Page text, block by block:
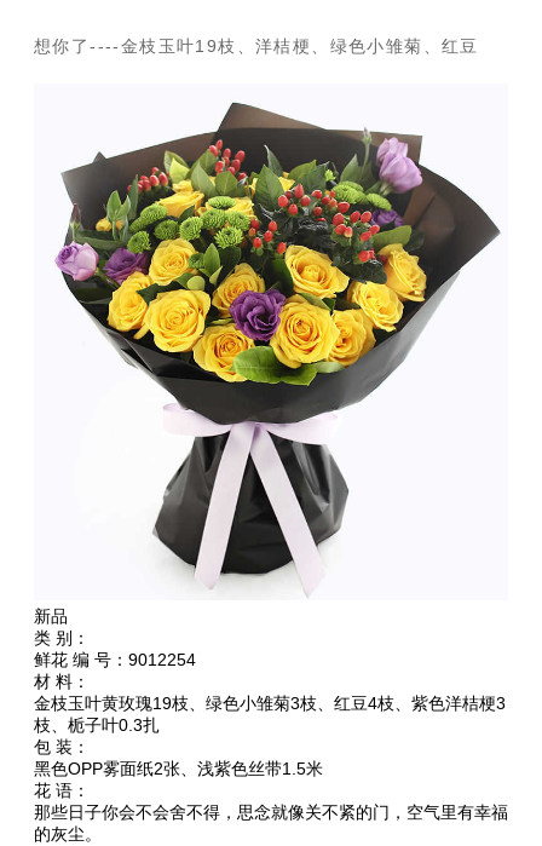
想你了----金枝玉叶19枝、洋桔梗、绿色小雏菊、红豆
新品
类 别：
鲜花 编 号：9012254
材 料：
金枝玉叶黄玫瑰19枝、绿色小雏菊3枝、红豆4枝、紫色洋桔梗3
枝、栀子叶0.3扎
包 装：
黑色OPP雾面纸2张、浅紫色丝带1.5米
花 语：
那些日子你会不会舍不得，思念就像关不紧的门，空气里有幸福
的灰尘。